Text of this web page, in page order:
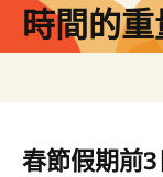
時間的重
春節假期前